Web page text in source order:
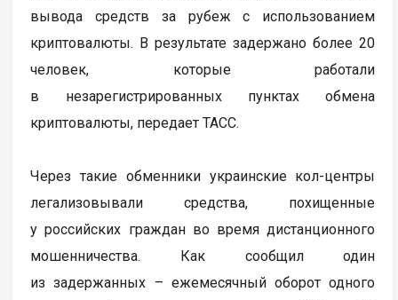
вывода средств за рубеж с использованием
криптовалюты. В результате задержано более 20
человек, которые работали
в незарегистрированных пунктах обмена
криптовалюты, передает ТАСС.
Через такие обменники украинские кол-центры
легализовывали средства, похищенные
у российских граждан во время дистанционного
мошенничества. Как сообщил один
из задержанных – ежемесячный оборот одного